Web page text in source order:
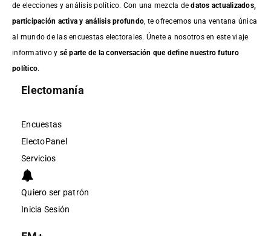
de elecciones y análisis político. Con una mezcla dedatos actualizados,
participación activa y análisis profundo , te ofrecemos una ventana única
al mundo de las encuestas electorales. Únete a nosotros en este viaje
informativo y sé parte de la conversación que define nuestro futuro
político.
Electomanía
Encuestas
ElectoPanel
Servicios
Quiero ser patrón
Inicia Sesión